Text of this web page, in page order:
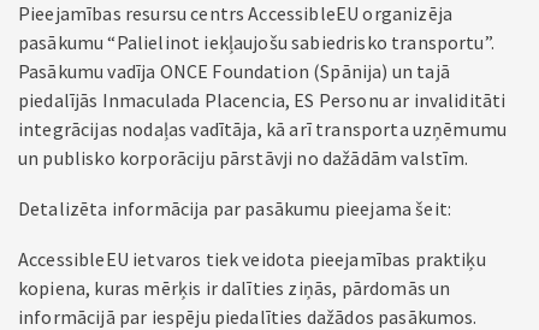
Pieejamības resursu centrs AccessibleEU organizēja
pasākumu “Palielinot iekļaujošu sabiedrisko transportu”.
Pasākumu vadīja ONCE Foundation (Spānija) un tajā
piedalījās Inmaculada Placencia, ES Personu ar invaliditāti
integrācijas nodaļas vadītāja, kā arī transporta uzņēmumu
un publisko korporāciju pārstāvji no dažādām valstīm.
Detalizēta informācija par pasākumu pieejama šeit:
AccessibleEU ietvaros tiek veidota pieejamības praktiķu
kopiena, kuras mērķis ir dalīties ziņās, pārdomās un
informācijā par iespēju piedalīties dažādos pasākumos.